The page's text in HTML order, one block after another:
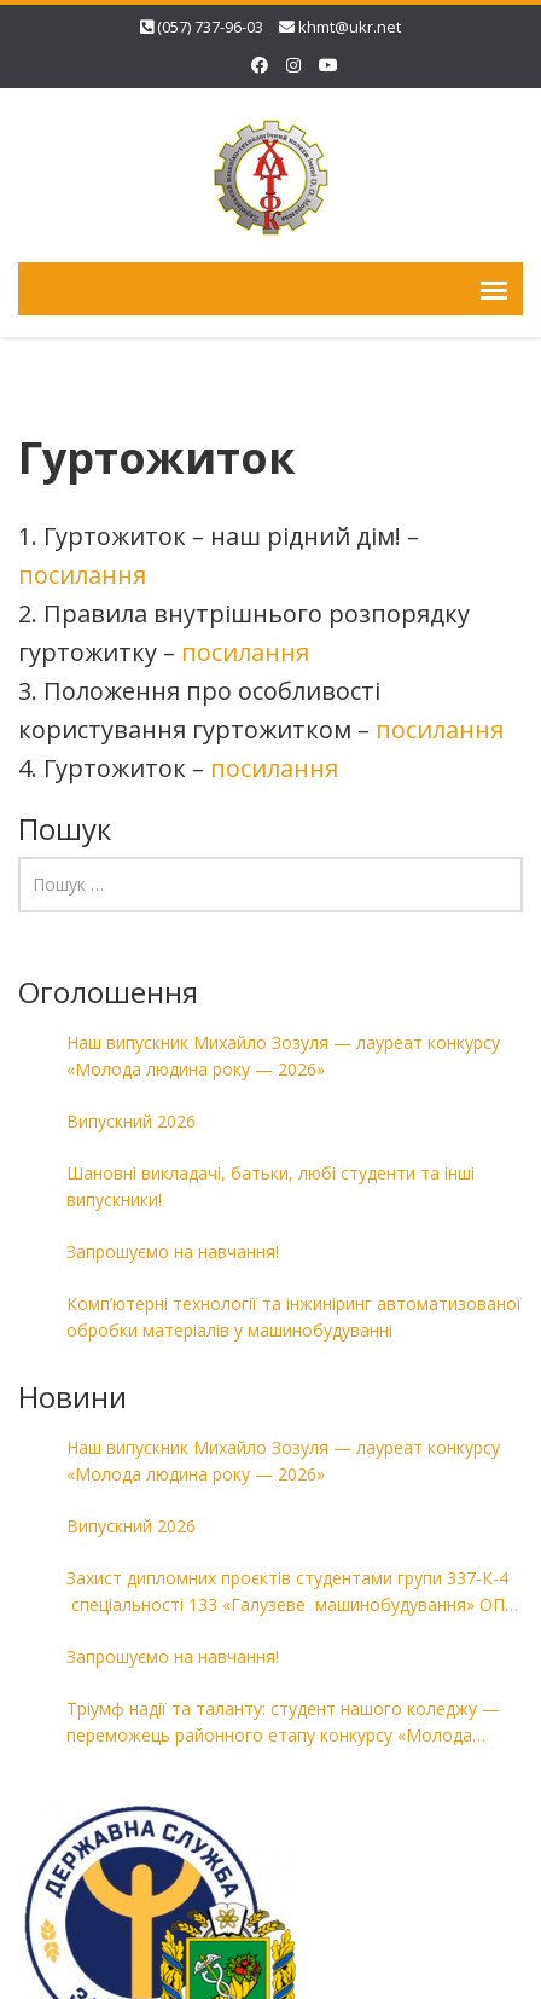
(057) 737-96-03 khmt@ukr.net
Гуртожиток
1. Гуртожиток – наш рідний дім! –
посилання
2. Правила внутрішнього розпорядку
гуртожитку – посилання
3. Положення про особливості
користування гуртожитком – посилання
4. Гуртожиток – посилання
Пошук
Оголошення
Наш випускник Михайло Зозуля — лауреат конкурсу
«Молода людина року — 2026»
Випускний 2026
Шановні викладачі, батьки, любі студенти та інші
випускники!
Запрошуємо на навчання!
Комп’ютерні технології та інжиніринг автоматизованої
обробки матеріалів у машинобудуванні
Новини
Наш випускник Михайло Зозуля — лауреат конкурсу
«Молода людина року — 2026»
Випускний 2026
Захист дипломних проєктів студентами групи 337-К-4
спеціальності 133 «Галузеве машинобудування» ОПП
Запрошуємо на навчання!
Тріумф надії та таланту: студент нашого коледжу —
переможець районного етапу конкурсу «Молода